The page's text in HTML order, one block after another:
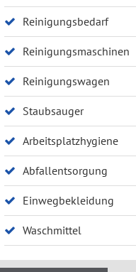
Reinigungsbedarf
Reinigungsmaschinen
Reinigungswagen
Staubsauger
Arbeitsplatzhygiene
Abfallentsorgung
Einwegbekleidung
Waschmittel